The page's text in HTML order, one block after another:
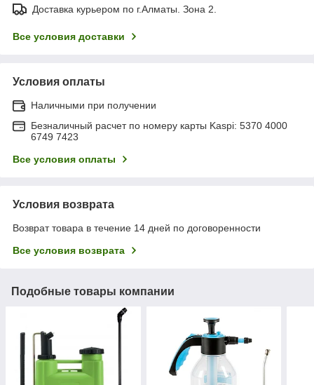
Доставка курьером по г.Алматы. Зона 2.
Все условия доставки
Условия оплаты
Наличными при получении
Безналичный расчет по номеру карты Kaspi: 5370 4000
6749 7423
Все условия оплаты
Условия возврата
Возврат товара в течение 14 дней по договоренности
Все условия возврата
Подобные товары компании